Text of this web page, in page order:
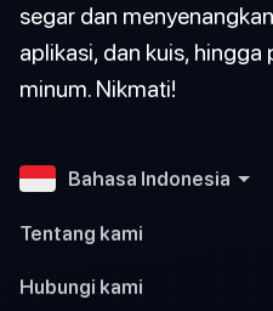
segar dan
aplikasi, dan kuis,
minum. Nikmati!
Bahasa Indonesia
Tentang kami
Hubungi kami